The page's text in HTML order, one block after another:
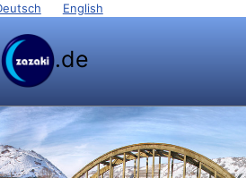
English
.de